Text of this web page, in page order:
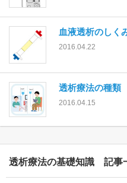
血液透析のしく
2016.04.22
透析療法の種類
2016.04.15
透析療法の基礎知識